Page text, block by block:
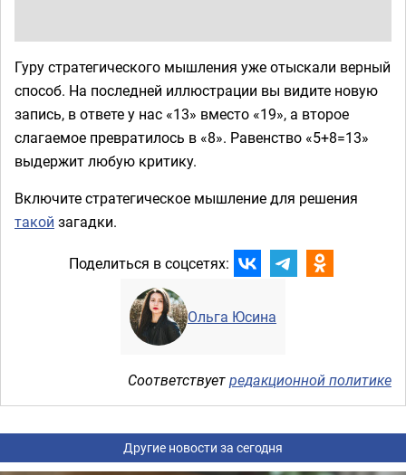
Гуру стратегического мышления уже отыскали верный
способ. На последней иллюстрации вы видите новую
запись, в ответе у нас «13» вместо «19», а второе
слагаемое превратилось в «8». Равенство «5+8=13»
выдержит любую критику.
Включите стратегическое мышление для решения
такой загадки.
Поделиться в соцсетях:
Ольга Юсина
Соответствуетредакционной политике
Другие новости за сегодня